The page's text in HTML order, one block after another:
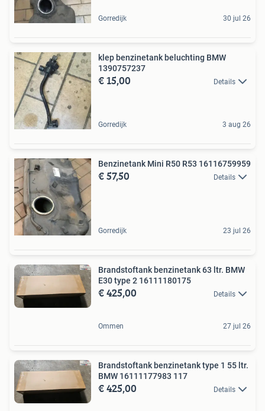
Gorredijk 30 jul 26
klep benzinetank beluchting BMW
1390757237
€ 15,00 Details
Gorredijk 3 aug 26
Benzinetank Mini R50 R53 16116759959
€ 57,50 Details
Gorredijk 23 jul 26
Brandstoftank benzinetank 63 ltr. BMW
E30 type 2 16111180175
€ 425,00 Details
Ommen 27 jul 26
Brandstoftank benzinetank type 1 55 ltr.
BMW 16111177983 117
€ 425,00 Details